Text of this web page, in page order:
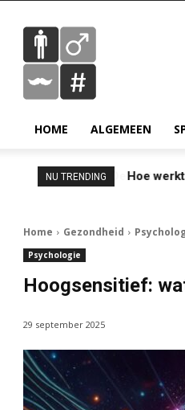
HOME ALGEMEEN
NU TRENDING Hoe
Home Gezondheid
Psychologie
Hoogsensitief:
29 september 2025